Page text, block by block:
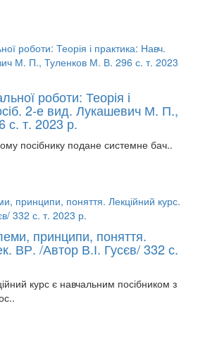
роботи: Теорія і
2-е вид. Лукашевич М. П.,
с. т. 2023 р.
подане системне бач..
принципи, поняття.
ВР. /Автор В.І. Гусєв/ 332 с.
курс є навчальним посібником з